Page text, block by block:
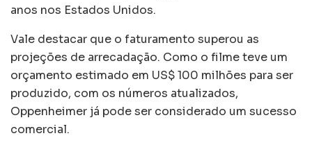
anos nos Estados Unidos.
Vale destacar que o faturamento superou as
projeções de arrecadação. Como o filme teve um
orçamento estimado em US$ 100 milhões para ser
produzido, com os números atualizados,
Oppenheimer já pode ser considerado um sucesso
comercial.